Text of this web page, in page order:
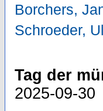
Borchers,
Schroeder,
Tag der
2025-09-30